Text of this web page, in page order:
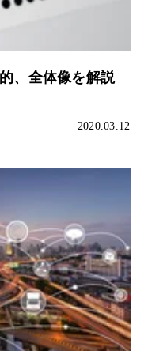
、全体像を解説
2020.03.12